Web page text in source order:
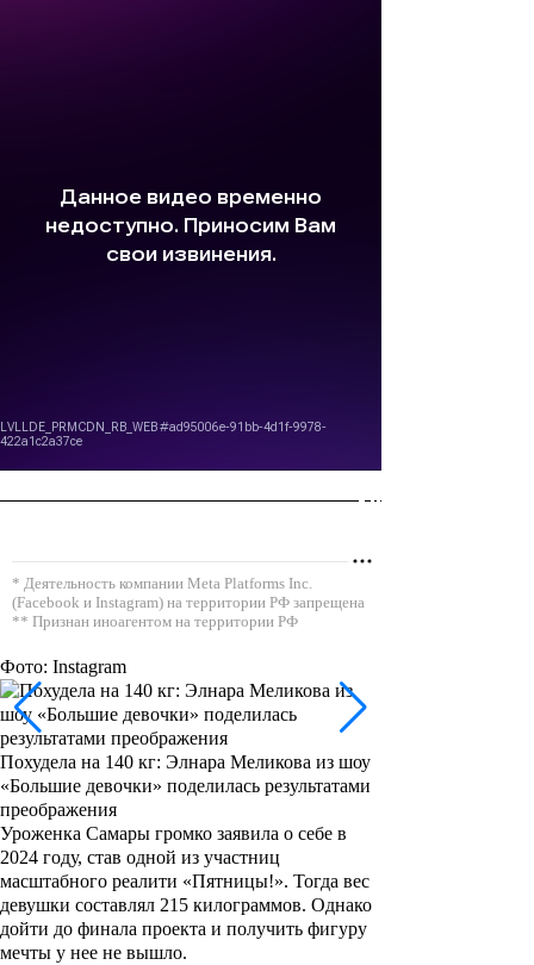
* Деятельность компании Meta Platforms Inc.
(Facebook и Instagram) на территории РФ запрещена
** Признан иноагентом на территории РФ
Фото: Instagram
Похудела на 140 кг: Элнара Меликова из шоу
«Большие девочки» поделилась результатами
преображения
Уроженка Самары громко заявила о себе в
2024 году, став одной из участниц
масштабного реалити «Пятницы!». Тогда вес
девушки составлял 215 килограммов. Однако
дойти до финала проекта и получить фигуру
мечты у нее не вышло.